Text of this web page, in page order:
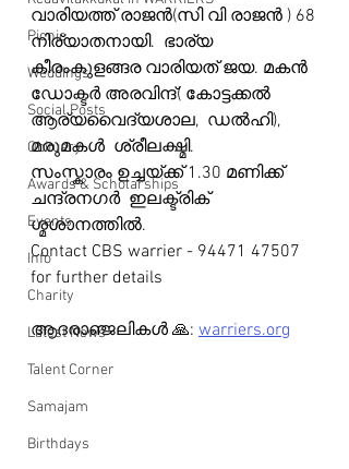
Picnic
Weddings
Social Posts
Obituary
Awards & Scholarships
Events
Info
Charity
Latest News
Talent Corner
Samajam
Birthdays
വാരിയത്ത് രാജൻ(സി വി രാജൻ ) 68
നിര്യാതനായി.  ഭാര്യ
കീരംകുളങ്ങര വാരിയത് ജയ. മകൻ
ഡോക്ടർ അരവിന്ദ്( കോട്ടക്കൽ
ആര്യവൈദ്യശാല,  ഡൽഹി),
മരുമകൾ  ശ്രീലക്ഷ്മി.
സംസ്കാരം ഉച്ചയ്ക്ക് 1.30 മണിക്ക്
ചന്ദ്രനഗർ  ഇലക്ട്രിക്
ശ്മശാനത്തിൽ.
Contact CBS warrier - 94471 47507
for further details
ആദരാഞ്ജലികൾ 🙏: warriers.org